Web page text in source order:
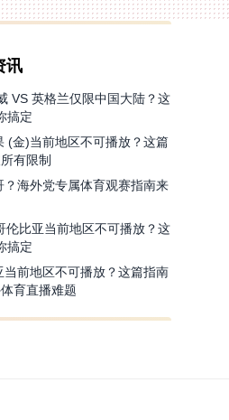
讯
VS 英格兰仅限中国大陆？这
搞定
(金)当前地区不可播放？这篇
有限制
海外党专属体育观赛指南来
伦比亚当前地区不可播放？这
搞定
前地区不可播放？这篇指南
育直播难题